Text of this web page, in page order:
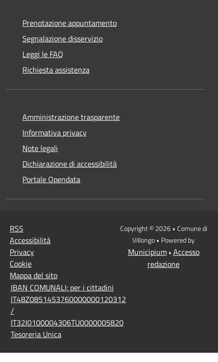
Prenotazione appuntamento
Segnalazione disservizio
Leggi le FAQ
Richiesta assistenza
Amministrazione trasparente
Informativa privacy
Note legali
Dichiarazione di accessibilità
Portale Opendata
RSS
Accessibilità
Privacy
Cookie
Mappa del sito
IBAN COMUNALI: per i cittadini
IT48Z0851453760000000120312
/
IT32I0100004306TU0000005820
Tesoreria Unica
Copyright © 2026 • Comune di
Villongo • Powered by
Municipium• Accesso
redazione